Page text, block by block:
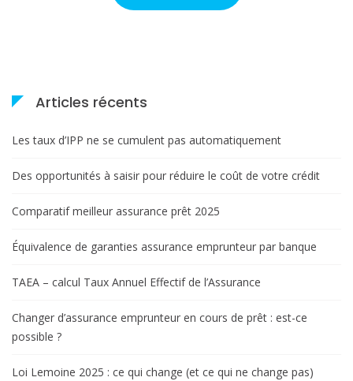
Articles récents
Les taux d’IPP ne se cumulent pas automatiquement
Des opportunités à saisir pour réduire le coût de votre crédit
Comparatif meilleur assurance prêt 2025
Équivalence de garanties assurance emprunteur par banque
TAEA – calcul Taux Annuel Effectif de l’Assurance
Changer d’assurance emprunteur en cours de prêt : est-ce
possible ?
Loi Lemoine 2025 : ce qui change (et ce qui ne change pas)